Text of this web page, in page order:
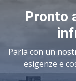
Pronto
Parla con un
esigenze e